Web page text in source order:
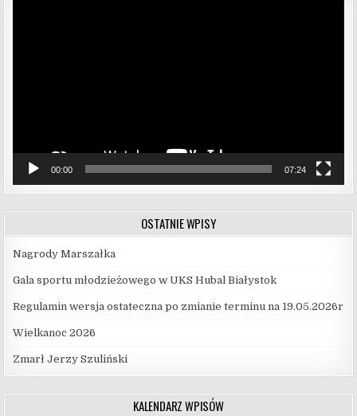
00:00 07:24
OSTATNIE WPISY
Nagrody Marszałka
Gala sportu młodzieżowego w UKS Hubal Białystok
Regulamin wersja ostateczna po zmianie terminu na 19.05.2026r
Wielkanoc 2026
Zmarł Jerzy Szuliński
KALENDARZ WPISÓW